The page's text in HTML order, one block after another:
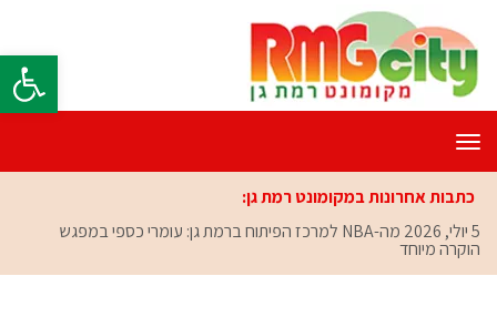
פתח
תפריט
כתבות אחרונות במקומונט רמת גן:
5 יולי, 2026
מה-NBA למרכז הפיתוח ברמת גן: עומרי כספי במפגש
הוקרה מיוחד